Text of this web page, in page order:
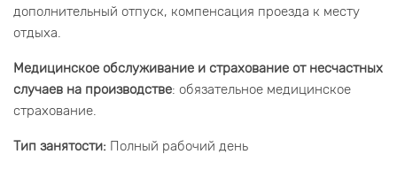
дополнительный отпуск, компенсация проезда к месту
отдыха.
Медицинское обслуживание и страхование от несчастных
случаев на производстве: обязательное медицинское
страхование.
Тип занятости: Полный рабочий день